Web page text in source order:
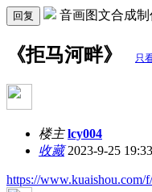
回复 音画图文合成制
《拒马河畔》 只
楼主 lcy004
收藏2023-9-25
https://